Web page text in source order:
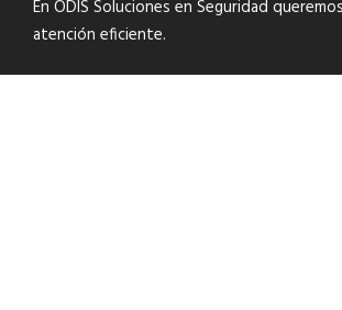
En ODIS Soluciones en Seguridad
atención eficiente.